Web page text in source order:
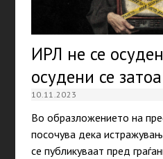
ИРЛ не се
осудени се
10.11.2023
Во образложението на
посочува дека
се публикуваат пред